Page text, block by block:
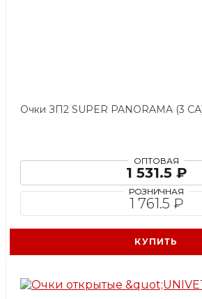
Очки ЗП2 SUPER PANORAMA (3
ОПТОВАЯ
1 531.5 ₽
РОЗНИЧНАЯ
1 761.5 ₽
КУПИТЬ